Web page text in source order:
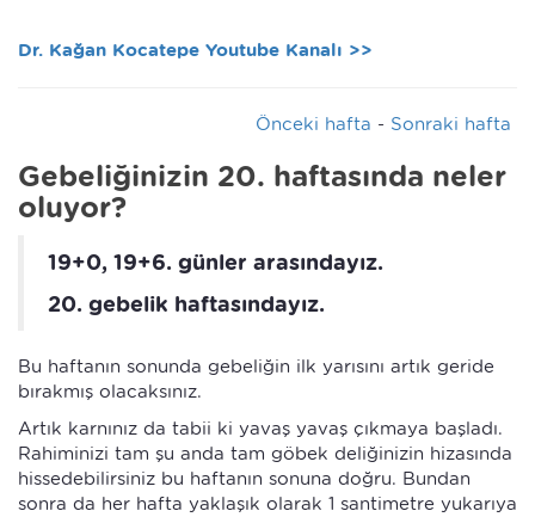
Dr. Kağan Kocatepe Youtube Kanalı >>
Önceki hafta - Sonraki hafta
Gebeliğinizin 20. haftasında neler
oluyor?
19+0, 19+6. günler arasındayız.
20. gebelik haftasındayız.
Bu haftanın sonunda gebeliğin ilk yarısını artık geride
bırakmış olacaksınız.
Artık karnınız da tabii ki yavaş yavaş çıkmaya başladı.
Rahiminizi tam şu anda tam göbek deliğinizin hizasında
hissedebilirsiniz bu haftanın sonuna doğru. Bundan
sonra da her hafta yaklaşık olarak 1 santimetre yukarıya